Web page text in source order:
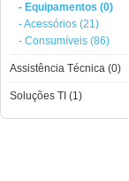
- Equipamentos (0)
- Acessórios (21)
- Consumíveis (86)
Assistência Técnica (0)
Soluções TI (1)